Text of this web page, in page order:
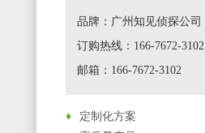
品牌：广州知见侦探公司
订购热线：166-7672-3102
邮箱：166-7672-3102
♦
定制化方案